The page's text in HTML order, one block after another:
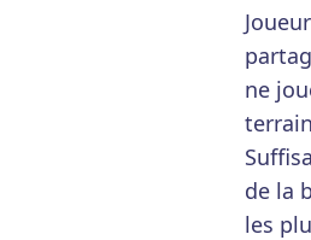
ne
de la
les